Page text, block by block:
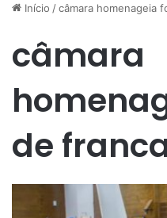
Início /câmara homenageia
câmara
de